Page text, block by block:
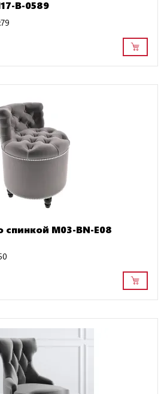
B-0589
M03-BN-E08